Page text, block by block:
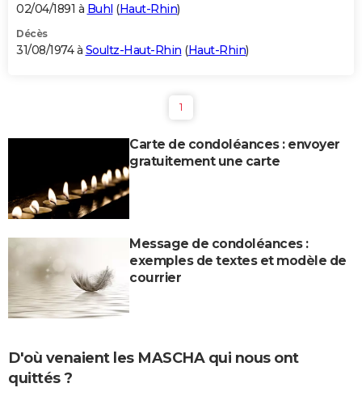
02/04/1891 à Buhl (Haut-Rhin)
Décès
31/08/1974 à Soultz-Haut-Rhin (Haut-Rhin)
1
Carte de condoléances : envoyer
gratuitement une carte
Message de condoléances :
exemples de textes et modèle de
courrier
D'où venaient les MASCHA qui nous ont
quittés ?